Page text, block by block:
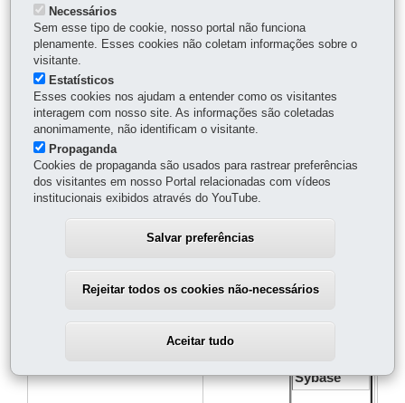
Sim
Sybase
Necessários
Sem esse tipo de cookie, nosso portal não funciona
plenamente. Esses cookies não coletam informações sobre o
visitante.
Estatísticos
Esses cookies nos ajudam a entender como os visitantes
interagem com nosso site. As informações são coletadas
anonimamente, não identificam o visitante.
Propaganda
Cookies de propaganda são usados para rastrear preferências
dos visitantes em nosso Portal relacionadas com vídeos
institucionais exibidos através do YouTube.
Salvar preferências
Rejeitar todos os cookies não-necessários
Aceitar tudo